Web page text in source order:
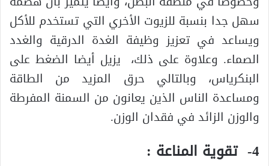
سهل جدا بنسبة للزيوت الأخري التي تستخدم للأكل
ويساعد في تعزيز وظيفة الغدة الدرقية والغدد
الصماء. وعلاوة على ذلك، يزيل أيضا الضغط على
البنكرياس، وبالتالي حرق المزيد من الطاقة
ومساعدة الناس الذين يعانون من السمنة المفرطة
والوزن الزائد في فقدان الوزن.
4- تقوية المناعة :